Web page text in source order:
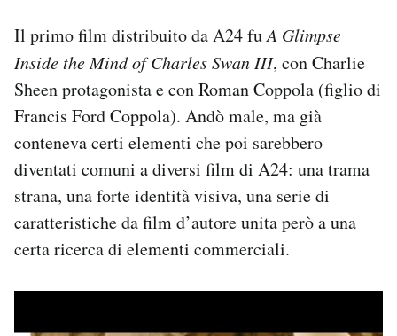
Il primo film distribuito da A24 fuA Glimpse
Inside the Mind of Charles Swan III, con Charlie
Sheen protagonista e con Roman Coppola (figlio di
Francis Ford Coppola). Andò male, ma già
conteneva certi elementi che poi sarebbero
diventati comuni a diversi film di A24: una trama
strana, una forte identità visiva, una serie di
caratteristiche da film d’autore unita però a una
certa ricerca di elementi commerciali.